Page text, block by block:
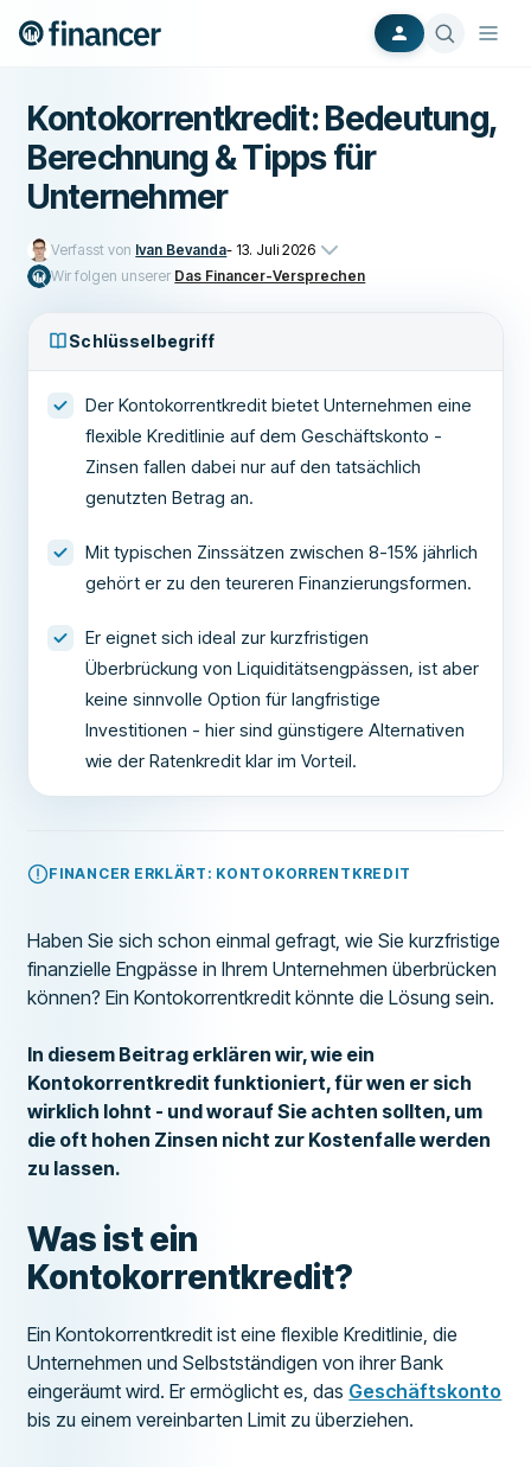
Kontokorrentkredit: Bedeutung,
Berechnung & Tipps für
Unternehmer
Verfasst von Ivan Bevanda- 13. Juli 2026
Wir folgen unserer Das Financer-Versprechen
Schlüsselbegriff
Der Kontokorrentkredit bietet Unternehmen eine
flexible Kreditlinie auf dem Geschäftskonto -
Zinsen fallen dabei nur auf den tatsächlich
genutzten Betrag an.
Mit typischen Zinssätzen zwischen 8-15% jährlich
gehört er zu den teureren Finanzierungsformen.
Er eignet sich ideal zur kurzfristigen
Überbrückung von Liquiditätsengpässen, ist aber
keine sinnvolle Option für langfristige
Investitionen - hier sind günstigere Alternativen
wie der Ratenkredit klar im Vorteil.
FINANCER ERKLÄRT: KONTOKORRENTKREDIT
Haben Sie sich schon einmal gefragt, wie Sie kurzfristige
finanzielle Engpässe in Ihrem Unternehmen überbrücken
können? Ein Kontokorrentkredit könnte die Lösung sein.
In diesem Beitrag erklären wir, wie ein
Kontokorrentkredit funktioniert, für wen er sich
wirklich lohnt - und worauf Sie achten sollten, um
die oft hohen Zinsen nicht zur Kostenfalle werden
zu lassen.
Was ist ein
Kontokorrentkredit?
Ein Kontokorrentkredit ist eine flexible Kreditlinie, die
Unternehmen und Selbstständigen von ihrer Bank
eingeräumt wird. Er ermöglicht es, das Geschäftskonto
bis zu einem vereinbarten Limit zu überziehen.